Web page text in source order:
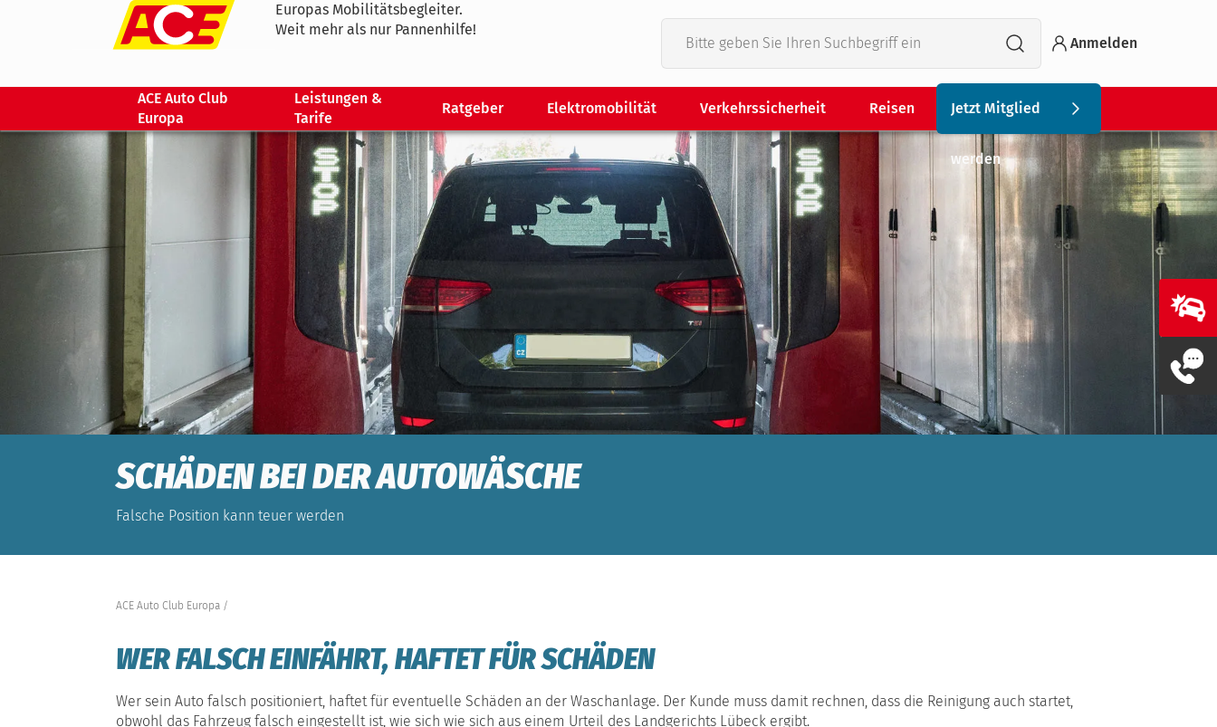
Europas Mobilitätsbegleiter.
Weit mehr als nur Pannenhilfe!
Anmelden
ACE Auto Club
Europa
Leistungen &
Tarife
Ratgeber Elektromobilität Verkehrssicherheit Reisen Jetzt Mitglied
werden
SCHÄDEN BEI DER AUTOWÄSCHE
Falsche Position kann teuer werden
ACE Auto Club Europa
WER FALSCH EINFÄHRT, HAFTET FÜR SCHÄDEN
Wer sein Auto falsch positioniert, haftet für eventuelle Schäden an der Waschanlage. Der Kunde muss damit rechnen, dass die Reinigung auch startet,
obwohl das Fahrzeug falsch eingestellt ist, wie sich wie sich aus einem Urteil des Landgerichts Lübeck ergibt.